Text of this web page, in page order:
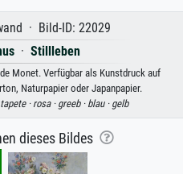
· Bild-ID: 22029
· Stillleben
Monet. Verfügbar als Kunstdruck auf
Naturpapier oder Japanpapier.
tapete · rosa · greeb · blau · gelb
dieses Bildes